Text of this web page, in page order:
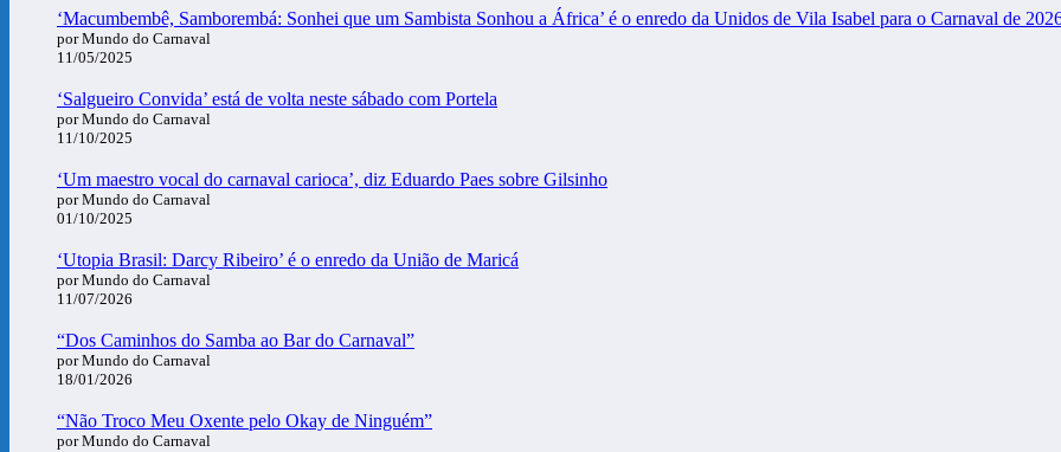
‘Macumbembê, Samborembá: Sonhei que um Sambista Sonhou a África’ é o enredo da Unidos de Vila Isabel para o Carnaval de
por Mundo do Carnaval
11/05/2025
‘Salgueiro Convida’ está de volta neste sábado com Portela
por Mundo do Carnaval
11/10/2025
‘Um maestro vocal do carnaval carioca’, diz Eduardo Paes sobre Gilsinho
por Mundo do Carnaval
01/10/2025
‘Utopia Brasil: Darcy Ribeiro’ é o enredo da União de Maricá
por Mundo do Carnaval
11/07/2026
“Dos Caminhos do Samba ao Bar do Carnaval”
por Mundo do Carnaval
18/01/2026
“Não Troco Meu Oxente pelo Okay de Ninguém”
por Mundo do Carnaval